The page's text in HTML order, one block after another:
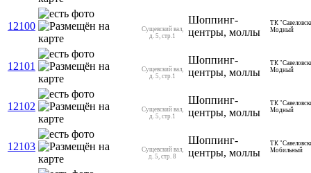
12100
Сущевский вал,
д. 5, стр.1
Шоппинг-
центры, моллы
ТК
Модный
12101
Сущевский вал,
д. 5, стр.1
Шоппинг-
центры, моллы
ТК
Модный
12102
Сущевский вал,
д. 5, стр.1
Шоппинг-
центры, моллы
ТК
Модный
12103
Сущевский вал,
д. 5, стр. 8
Шоппинг-
центры, моллы
ТК
Мобильный